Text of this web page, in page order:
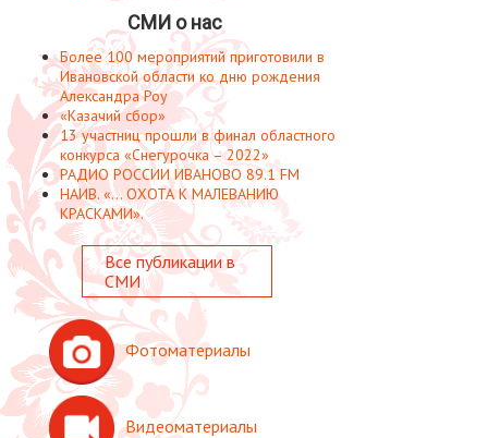
СМИ о нас
Более 100 мероприятий приготовили в
Ивановской области ко дню рождения
Александра Роу
«Казачий сбор»
13 участниц прошли в финал областного
конкурса «Снегурочка – 2022»
РАДИО РОССИИ ИВАНОВО 89.1 FM
НАИВ. «... ОХОТА К МАЛЕВАНИЮ
КРАСКАМИ».
Все публикации в
СМИ
Фотоматериалы
Видеоматериалы